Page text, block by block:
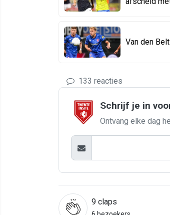
Van den
133 reacties
Schrijf je in
Ontvang elke dag
9 claps